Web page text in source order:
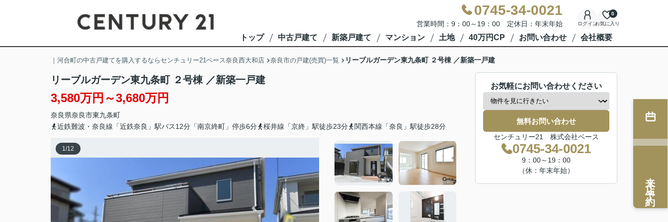
0745-34-0021
営業時間：9：00～19：00 定休日：年末年始 ログインお気に入り
0
トップ 中古戸建て 新築戸建て マンション 土地 40万円CP お問い合わせ 会社概要
｜河合町の中古戸建てを購入するならセンチュリー21ベース奈良西大和店 奈良市の戸建(売買)一覧 リーブルガーデン東九条町 ２号棟 ／新築一戸建
リーブルガーデン東九条町 ２号棟 ／新築一戸建
3,580万円～3,680万円
奈良県奈良市東九条町
近鉄難波・奈良線「近鉄奈良」駅バス12分「南京終町」停歩6分
桜井線「京終」駅徒歩23分 関西本線「奈良」駅徒歩28分
1/12
お気軽にお問い合わせください
無料お問い合わせ
センチュリー21 株式会社ベース
0745-34-0021
9：00～19：00
（休：年末年始）
来店予約